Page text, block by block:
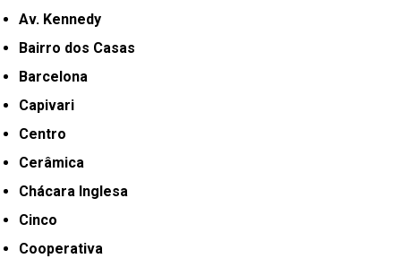
Av. Kennedy
Bairro dos Casas
Barcelona
Capivari
Centro
Cerâmica
Chácara Inglesa
Cinco
Cooperativa